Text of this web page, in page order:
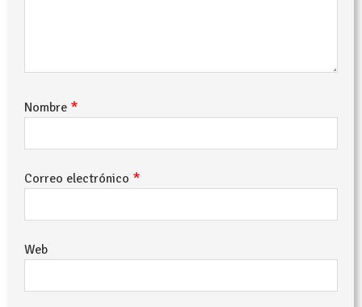
Nombre *
Correo electrónico *
Web